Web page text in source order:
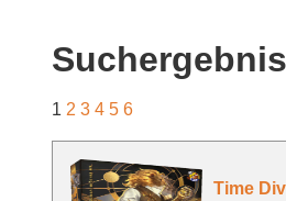
1 2 3 4 5 6
Time